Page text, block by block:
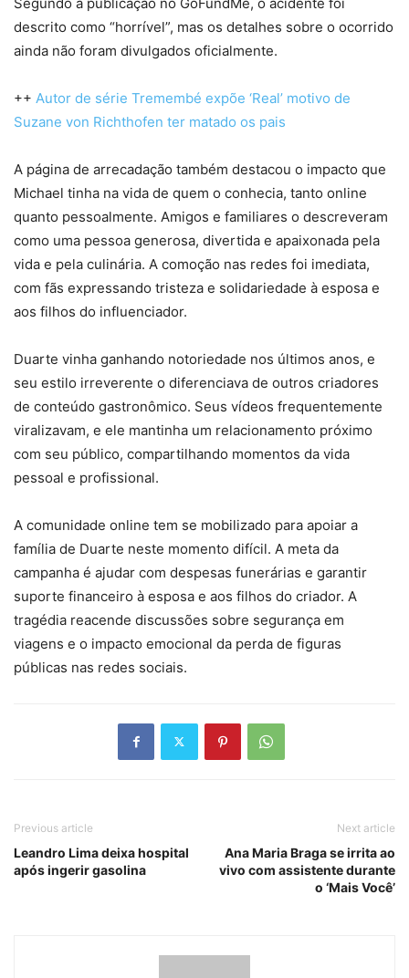
descrito como “horrível”, mas os detalhes sobre o ocorrido
ainda não foram divulgados oficialmente.
++ Autor de série Tremembé expõe ‘Real’ motivo de
Suzane von Richthofen ter matado os pais
A página de arrecadação também destacou o impacto que
Michael tinha na vida de quem o conhecia, tanto online
quanto pessoalmente. Amigos e familiares o descreveram
como uma pessoa generosa, divertida e apaixonada pela
vida e pela culinária. A comoção nas redes foi imediata,
com fãs expressando tristeza e solidariedade à esposa e
aos filhos do influenciador.
Duarte vinha ganhando notoriedade nos últimos anos, e
seu estilo irreverente o diferenciava de outros criadores
de conteúdo gastronômico. Seus vídeos frequentemente
viralizavam, e ele mantinha um relacionamento próximo
com seu público, compartilhando momentos da vida
pessoal e profissional.
A comunidade online tem se mobilizado para apoiar a
família de Duarte neste momento difícil. A meta da
campanha é ajudar com despesas funerárias e garantir
suporte financeiro à esposa e aos filhos do criador. A
tragédia reacende discussões sobre segurança em
viagens e o impacto emocional da perda de figuras
públicas nas redes sociais.
Previous article
Leandro Lima deixa hospital
após ingerir gasolina
Next article
Ana Maria Braga se irrita ao
vivo com assistente durante
o ‘Mais Você’